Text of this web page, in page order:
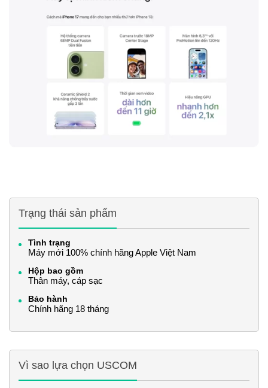
Trạng thái sản phẩm
Tình trạng
Máy mới 100% chính hãng Apple Việt Nam
Hộp bao gồm
Thân máy, cáp sạc
Bảo hành
Chính hãng 18 tháng
Vì sao lựa chọn USCOM